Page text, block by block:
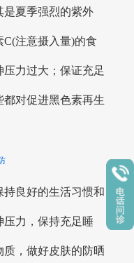
是夏季强烈的紫外
注意摄入量)的食
力过大；保证充足
对促进黑色素再生
良好的生活习惯和
压力，保持充足睡
，做好皮肤的防晒